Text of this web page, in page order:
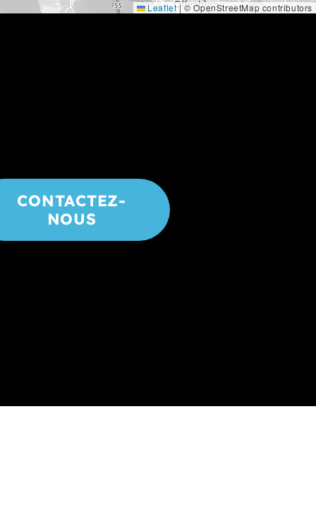
Leaflet |© OpenStreetMap contributors
CONTACTEZ-
NOUS